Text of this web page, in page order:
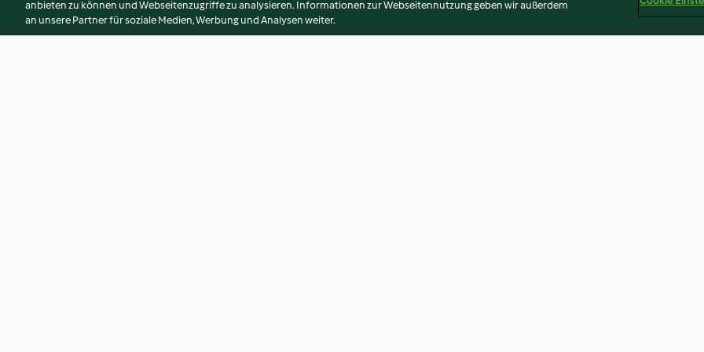
anbieten zu können und Webseitenzugriffe zu analysieren. Informationen zur Webseitennutzung geben wir außerdem
an unsere Partner für soziale Medien, Werbung und Analysen weiter.